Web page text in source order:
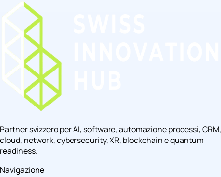
Partner svizzero per AI, software, automazione processi, CRM,
cloud, network, cybersecurity, XR, blockchain e quantum
readiness.
Navigazione